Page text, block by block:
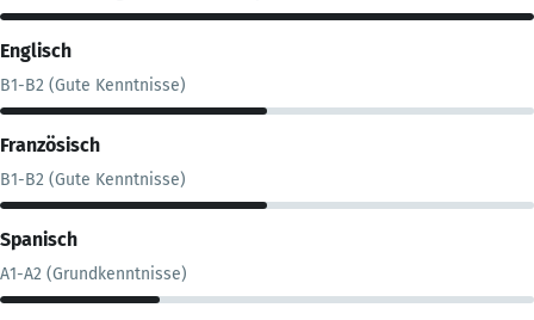
Englisch
B1-B2 (Gute Kenntnisse)
Französisch
B1-B2 (Gute Kenntnisse)
Spanisch
A1-A2 (Grundkenntnisse)